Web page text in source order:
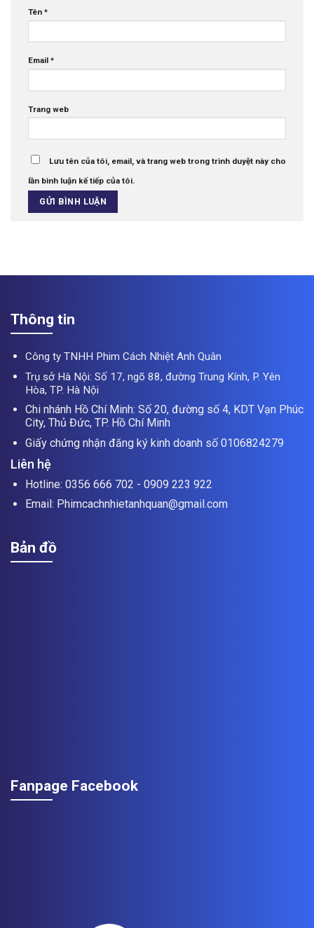
Tên *
Email *
Trang web
Lưu tên của tôi, email, và trang web trong trình duyệt này cho
lần bình luận kế tiếp của tôi.
Thông tin
Công ty TNHH Phim Cách Nhiệt Anh Quân
Trụ sở Hà Nội: Số 17, ngõ 88, đường Trung Kính, P. Yên
Hòa, TP. Hà Nội
Chi nhánh Hồ Chí Minh: Số 20, đường số 4, KDT Vạn Phúc
City, Thủ Đức, TP. Hồ Chí Minh
Giấy chứng nhận đăng ký kinh doanh số 0106824279
Liên hệ
Hotline: 0356 666 702 - 0909 223 922
Email: Phimcachnhietanhquan@gmail.com
Bản đồ
Fanpage Facebook